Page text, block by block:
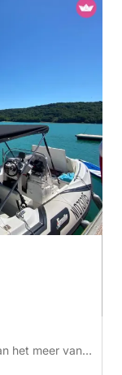
het meer van